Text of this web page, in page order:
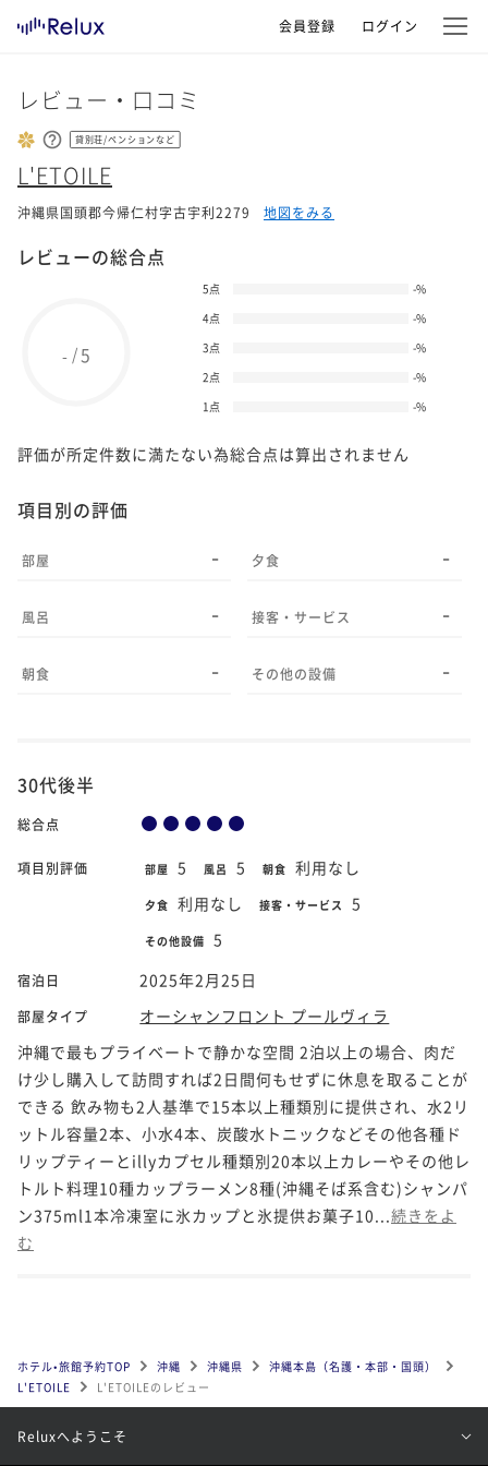
会員登録 ログイン
レビュー・口コミ
貸別荘/ペンションなど
L'ETOILE
沖縄県国頭郡今帰仁村字古宇利2279 地図をみる
レビューの総合点
- /5
5点 -%
4点
-%
3点
-%
2点
-%
1点
-%
評価が所定件数に満たない為総合点は算出されません
項目別の評価
部屋 -
風呂 -
朝食 -
夕食 -
接客・サービス -
その他の設備 -
30代後半
総合点
項目別評価 部屋 5 風呂 5 朝食 利用なし
夕食 利用なし 接客・サービス 5
その他設備 5
宿泊日 2025年2月25日
部屋タイプ
オーシャンフロント プールヴィラ
沖縄で最もプライベートで静かな空間 2泊以上の場合、肉だ
け少し購入して訪問すれば2日間何もせずに休息を取ることが
できる 飲み物も2人基準で15本以上種類別に提供され、水2リ
ットル容量2本、小水4本、炭酸水トニックなどその他各種ド
リップティーとillyカプセル種類別20本以上カレーやその他レ
トルト料理10種カップラーメン8種(沖縄そば系含む)シャンパ
ン375ml1本冷凍室に氷カップと氷提供お菓子10... 続きをよ
む
ホテル•旅館予約TOP 沖縄 沖縄県
沖縄本島（名護・本部・国頭）
L'ETOILE
L'ETOILEのレビュー
Reluxへようこそ